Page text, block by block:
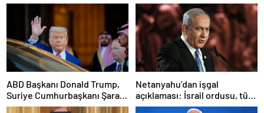
ABD Başkanı Donald Trump,
Suriye Cumhurbaşkanı Şara
ile görüşecek
Netanyahu’dan işgal
açıklaması: İsrail ordusu, tüm
gücüyle Gazze’ye girecek